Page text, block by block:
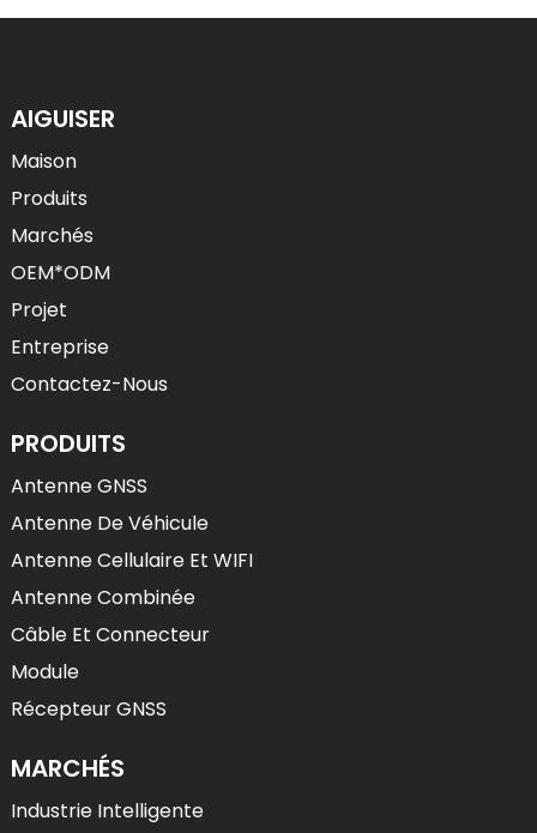
AIGUISER
Maison
Produits
Marchés
OEM*ODM
Projet
Entreprise
Contactez-Nous
PRODUITS
Antenne GNSS
Antenne De Véhicule
Antenne Cellulaire Et WIFI
Antenne Combinée
Câble Et Connecteur
Module
Récepteur GNSS
MARCHÉS
Industrie Intelligente